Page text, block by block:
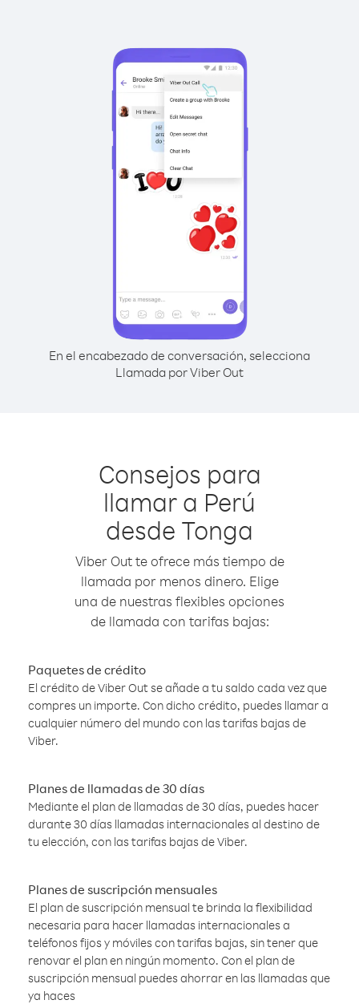
En el encabezado de conversación, selecciona
Llamada por Viber Out
Consejos para
llamar a Perú
desde Tonga
Viber Out te ofrece más tiempo de
llamada por menos dinero. Elige
una de nuestras flexibles opciones
de llamada con tarifas bajas:
Paquetes de crédito
El crédito de Viber Out se añade a tu saldo cada vez que
compres un importe. Con dicho crédito, puedes llamar a
cualquier número del mundo con las tarifas bajas de
Viber.
Planes de llamadas de 30 días
Mediante el plan de llamadas de 30 días, puedes hacer
durante 30 días llamadas internacionales al destino de
tu elección, con las tarifas bajas de Viber.
Planes de suscripción mensuales
El plan de suscripción mensual te brinda la flexibilidad
necesaria para hacer llamadas internacionales a
teléfonos fijos y móviles con tarifas bajas, sin tener que
renovar el plan en ningún momento. Con el plan de
suscripción mensual puedes ahorrar en las llamadas que
ya haces